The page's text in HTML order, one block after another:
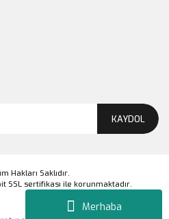
Merhaba
KAYDOL
Hakları Saklıdır.
SSL sertifikası ile korunmaktadır.